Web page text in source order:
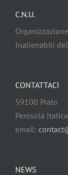
C.N.U.
Inalienabili
NEWS
CONTATTACI
59100 Prato
Penisola Italica
email: